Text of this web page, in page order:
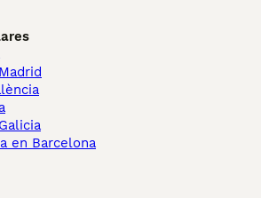
en Barcelona